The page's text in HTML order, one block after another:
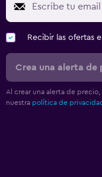
Recibir las ofertas
Crea una alerta de
Al crear una alerta de
nuestra política de